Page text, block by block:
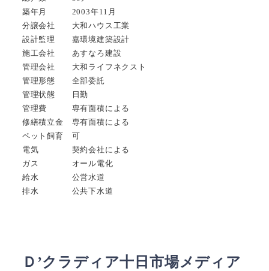
築年月 2003年11月
分譲会社 大和ハウス工業
設計監理 嘉環境建築設計
施工会社 あすなろ建設
管理会社 大和ライフネクスト
管理形態 全部委託
管理状態 日勤
管理費 専有面積による
修繕積立金 専有面積による
ペット飼育 可
電気 契約会社による
ガス オール電化
給水 公営水道
排水 公共下水道
Ｄ’クラディア十日市場メディア